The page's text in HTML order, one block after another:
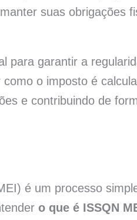
suas obrigações
para garantir a
o imposto é
e contribuindo de
é um processo
o que é ISSQN